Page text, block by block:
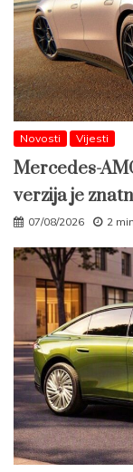
Novosti Vijesti
Mercedes-
verzija je
07/08/2026 2